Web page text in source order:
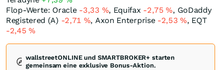
Flop-Werte: Oracle -3,33 %, Equifax -2,75%, GoDaddy
Registered (A) -2,71 %, Axon Enterprise -2,53%, EQT
-2,45%
wallstreetONLINE und SMARTBROKER+ starten
gemeinsam eine exklusive Bonus-Aktion.